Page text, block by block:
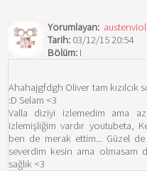
Yorumlayan:
Tarih: 03/12/15 20:54
Bölüm: I
Ahahajgfdgh Oliver tam kızılcık
:D Selam <3
Valla diziyi izlemedim ama
izlemişliğim vardır youtubeta,
ben de merak ettim... Güzel
severdim kesin ama olmasam
sağlık <3